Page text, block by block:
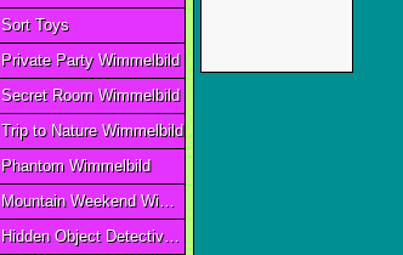
Sort Toys
Private Party Wimmelbild
Secret Room Wimmelbild
Trip to Nature Wimmelbild
Phantom Wimmelbild
Mountain Weekend Wimmelbild
Hidden Object Detective Story